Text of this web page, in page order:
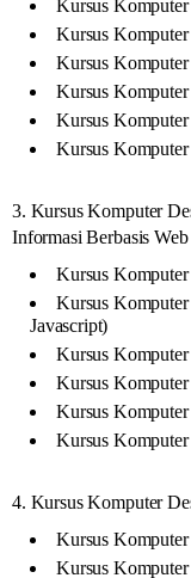
Kursus
Kursus
Kursus
Kursus
Kursus
Kursus
3. Kursus Komputer
Informasi Berbasis Web
Kursus
Kursus
Javascript)
Kursus
Kursus
Kursus
Kursus
4. Kursus Komputer
Kursus
Kursus